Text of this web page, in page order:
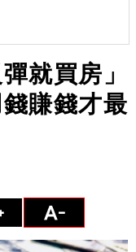
就買房」
賺錢才最